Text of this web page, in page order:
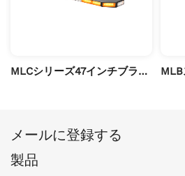
MLCシリーズ47インチブラックコーティングの八角形ledライトバー
メールに登録する
製品